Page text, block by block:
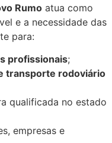
Rumo atua como
e a necessidade das
para:
profissionais;
transporte rodoviário
qualificada no estado
empresas e